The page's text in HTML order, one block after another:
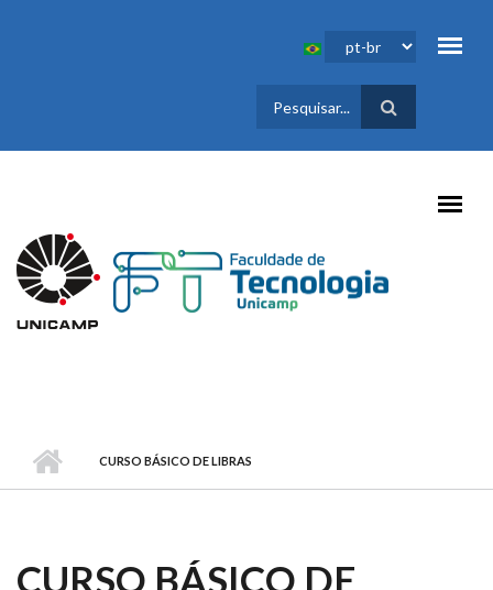
FORMULÁRIO
DE BUSCA
CURSO BÁSICO DE LIBRAS
CURSO BÁSICO DE